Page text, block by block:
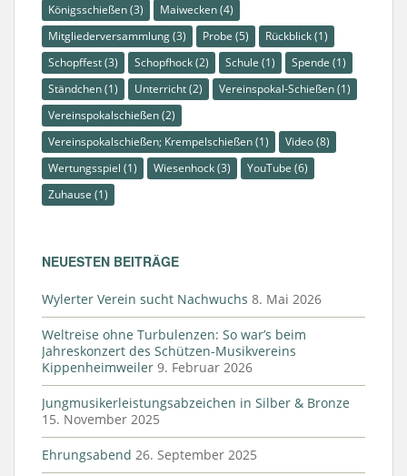
Königsschießen(3) Maiwecken(4)
Mitgliederversammlung(3) Probe (5) Rückblick(1)
Schopffest(3) Schopfhock(2) Schule (1) Spende (1)
Ständchen(1) Unterricht(2) Vereinspokal-Schießen(1)
Vereinspokalschießen(2)
Vereinspokalschießen; Krempelschießen(1) Video(8)
Wertungsspiel (1) Wiesenhock(3) YouTube (6)
Zuhause (1)
NEUESTEN BEITRÄGE
Wylerter Verein sucht Nachwuchs 8. Mai 2026
Weltreise ohne Turbulenzen: So war’s beim
Jahreskonzert des Schützen-Musikvereins
Kippenheimweiler 9. Februar 2026
Jungmusikerleistungsabzeichen in Silber & Bronze
15. November 2025
Ehrungsabend 26. September 2025